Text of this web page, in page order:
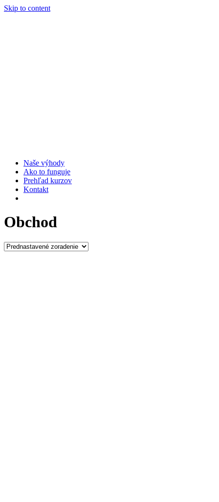
Skip to content
Naše výhody
Ako to funguje
Prehľad kurzov
Kontakt
Obchod